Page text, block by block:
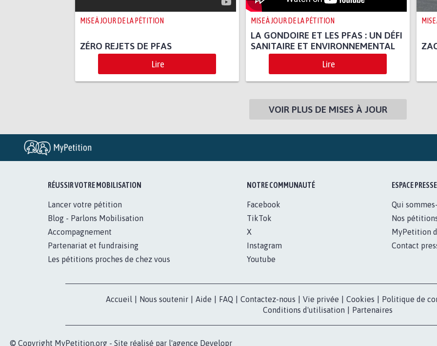
MISE À JOUR DE LA PÉTITION
ZÉRO REJETS DE PFAS
Lire
MISE À JOUR DE LA PÉTITION
LA GONDOIRE ET LES PFAS : UN DÉFI
SANITAIRE ET ENVIRONNEMENTAL
Lire
VOIR PLUS DE MISES À JOUR
RÉUSSIR VOTRE MOBILISATION
Lancer votre pétition
Blog - Parlons Mobilisation
Accompagnement
Partenariat et fundraising
Les pétitions proches de chez vous
NOTRE COMMUNAUTÉ
Facebook
TikTok
X
Instagram
Youtube
ESPACE PRESSE
Qui
Nos
MyPetition
Contact
Accueil Nous soutenir Aide FAQ Contactez-nous Vie privée Cookies Politique de
Conditions d'utilisation
Partenaires
© Copyright MyPetition.org - Site réalisé par l'agence Developr